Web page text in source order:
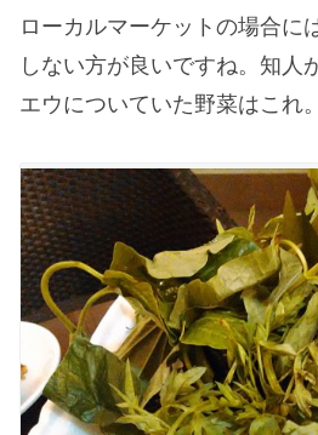
ローカルマーケットの場合に
しない方が良いですね。知人
エウについていた野菜はこれ。